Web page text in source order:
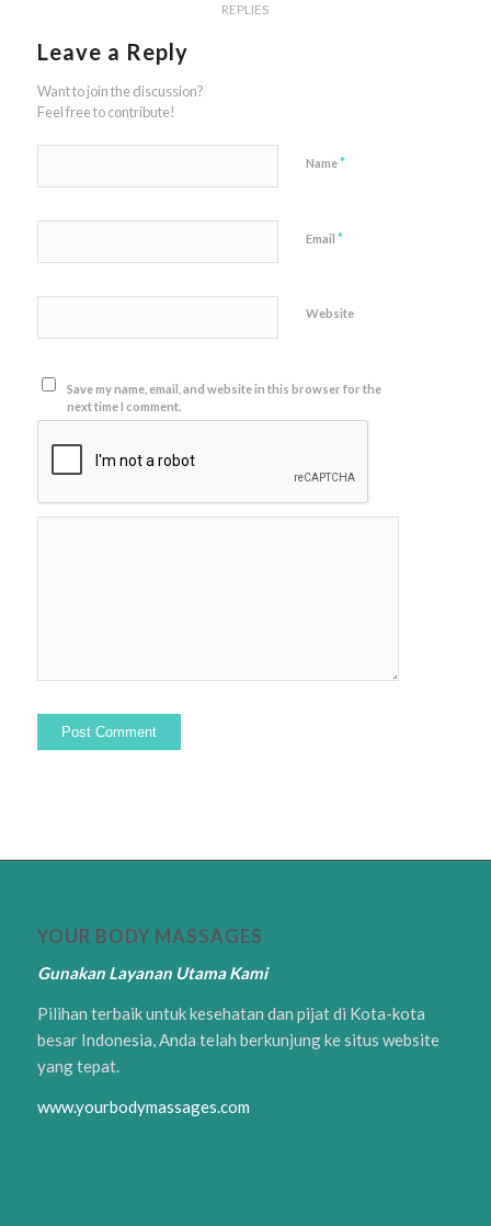
REPLIES
Leave a Reply
Want to join the discussion?
Feel free to contribute!
Name*
Email *
Website
Save my name, email, and website in this browser for the
next time I comment.
YOUR BODY MASSAGES
Gunakan Layanan Utama Kami
Pilihan terbaik untuk kesehatan dan pijat di Kota-kota
besar Indonesia, Anda telah berkunjung ke situs website
yang tepat.
www.yourbodymassages.com